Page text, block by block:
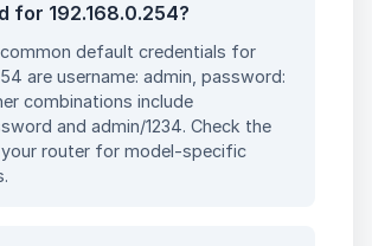
for 192.168.0.254?
default credentials for
are username: admin, password:
combinations include
and admin/1234. Check the
router for model-specific